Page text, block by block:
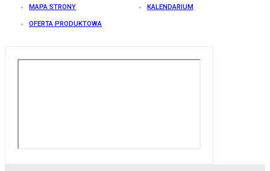
MAPA STRONY KALENDARIUM
OFERTA PRODUKTOWA